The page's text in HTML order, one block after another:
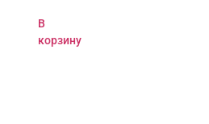
В
корзину